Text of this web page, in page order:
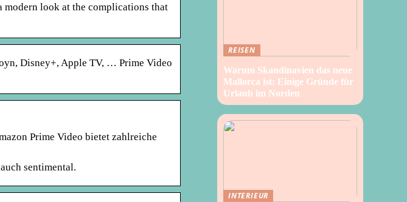
modern look at the complications that
Disney+, Apple TV, … Prime Video
Prime Video bietet zahlreiche
sentimental.
REISEN
Warum Skandinavien das neue
Mallorca ist: Einige Gründe für
Urlaub im Norden
INTERIEUR